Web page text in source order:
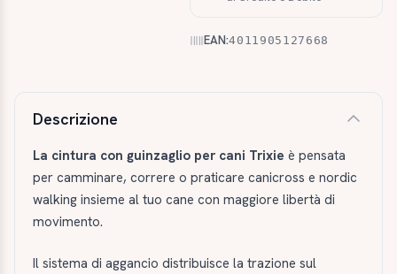
EAN:4011905127668
Descrizione
La cintura con guinzaglio per cani Trixie è pensata
per camminare, correre o praticare canicross e nordic
walking insieme al tuo cane con maggiore libertà di
movimento.
Il sistema di aggancio distribuisce la trazione sul